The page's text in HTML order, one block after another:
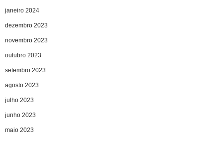
janeiro 2024
dezembro 2023
novembro 2023
outubro 2023
setembro 2023
agosto 2023
julho 2023
junho 2023
maio 2023